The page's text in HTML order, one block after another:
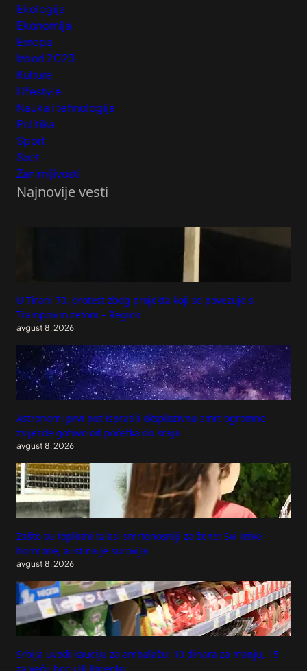
Ekologija
Ekonomija
Evropa
Izbori 2023
Kultura
Lifestyle
Nauka i tehnologija
Politika
Sport
Svet
Zanimljivosti
Najnovije vesti
U Tirani 70. protest zbog projekta koji se povezuje s
Trampovim zetom – Region
avgust 8, 2026
Astronomi prvi put ispratili eksplozivnu smrt ogromne
zvijezde gotovo od početka do kraja
avgust 8, 2026
Zašto su toplotni talasi smrtonosniji za žene: Svi krive
hormone, a istina je surovija
avgust 8, 2026
Srbija uvodi kauciju za ambalažu: 10 dinara za manju, 15
za veću bocu ili limenku